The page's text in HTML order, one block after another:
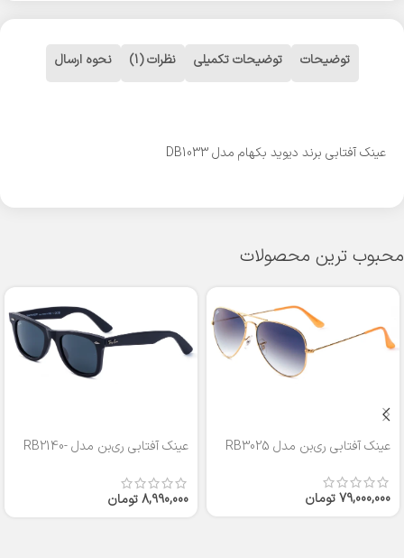
توضیحات توضیحات تکمیلی نظرات (1) نحوه ارسال
عینک آفتابی برند دیوید بکهام مدل DB1033
محبوب ترین محصولات
عینک آفتابی ری‌بن مدل RB3025
79,000,000تومان
عینک آفتابی ری‌بن مدل RB2140-
8,990,000تومان